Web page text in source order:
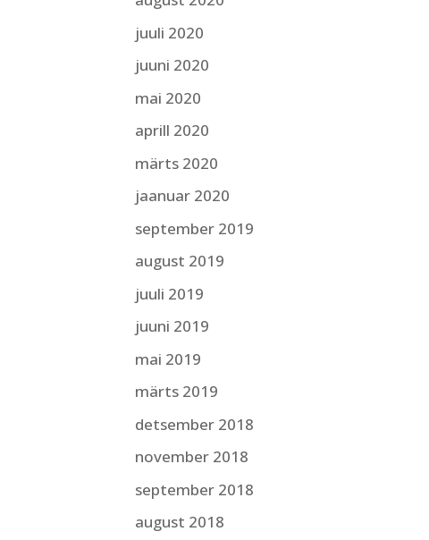
juuli 2020
juuni 2020
mai 2020
aprill 2020
märts 2020
jaanuar 2020
september 2019
august 2019
juuli 2019
juuni 2019
mai 2019
märts 2019
detsember 2018
november 2018
september 2018
august 2018